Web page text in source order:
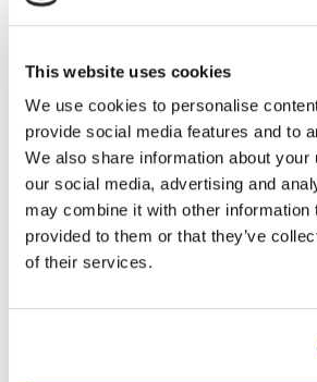
This website uses cookies
We use cookies to personalise
provide social media features and to
We also share information about your
our social media, advertising and
may combine it with other information
provided to them or that they’ve
of their services.
Cosa ti piace leggere?
Articoli dedicati alla grammatica
Articoli dedicati a inglese nel
Articoli con tips e new sulla lingua
Articoli divertenti su film e musica
In quanto di età superiore ai 16 anni,
al trattamento dei miei dati personali in